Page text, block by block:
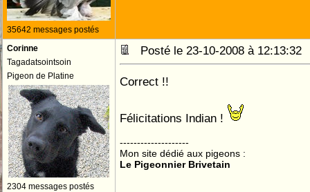
35642 messages postés
Corinne
Tagadatsointsoin
Pigeon de Platine
2304 messages postés
Posté le 23-10-2008 à
Correct !!
Félicitations Indian !
--------------------
Mon site dédié aux pigeons :
Le Pigeonnier Brivetain